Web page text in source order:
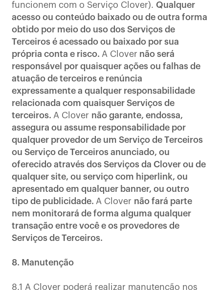
funcionem com o Serviço Clover). Qualquer
acesso ou conteúdo baixado ou de outra forma
obtido por meio do uso dos Serviços de
Terceiros é acessado ou baixado por sua
própria conta e risco. A Clover não será
responsável por quaisquer ações ou falhas de
atuação de terceiros e renúncia
expressamente a qualquer responsabilidade
relacionada com quaisquer Serviços de
terceiros. A Clover não garante, endossa,
assegura ou assume responsabilidade por
qualquer provedor de um Serviço de Terceiros
ou Serviço de Terceiros anunciado, ou
oferecido através dos Serviços da Clover ou de
qualquer site, ou serviço com hiperlink, ou
apresentado em qualquer banner, ou outro
tipo de publicidade. A Clover não fará parte
nem monitorará de forma alguma qualquer
transação entre você e os provedores de
Serviços de Terceiros.
8. Manutenção
8.1 A Clover poderá realizar manutenção nos